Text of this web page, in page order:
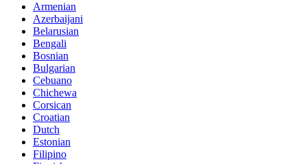
Armenian
Azerbaijani
Belarusian
Bengali
Bosnian
Bulgarian
Cebuano
Chichewa
Corsican
Croatian
Dutch
Estonian
Filipino